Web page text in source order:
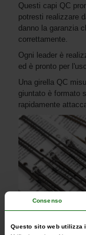
Consenso
Questo sito web utilizza
Questi capi QC
potresti realizzare
danno la garanzia
correttamente.
Ogni leader è
ed è pronto per
Una girella QC
giuntato è formato
rapidamente